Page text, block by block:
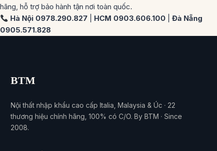
hãng, hỗ trợ bảo hành tận nơi toàn quốc.
Hà Nội 0978.290.827
HCM 0903.606.100 |Đà Nẵng
0905.571.828
BTM
Nội thất nhập khẩu cao cấp Italia, Malaysia & Úc · 22
thương hiệu chính hãng, 100% có C/O. By BTM · Since
2008.